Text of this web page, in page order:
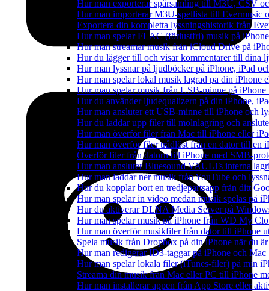
Hur man exporterar spårsamling till M3U, CSV
Hur man importerar M3U-spellista till Evermusic
Exportera din kompletta lyssningshistorik från
Hur man spelar FLAC (förlustfri) musik på iPhone
Hur man streamar musik från iCloud Drive på
Hur du lägger till och visar kommentarer till dina
Hur man lyssnar på ljudböcker på iPhone, iPad
Hur man spelar lokal musik lagrad pa din iPhone
Hur man spelar musik från USB-minne på
Hur du använder ljudequalizern på din iPhone,
Hur man ansluter ett USB-minne till iPhone och
Hur du laddar upp filer till molnlagring och
Hur man överför filer från Mac till iPhone eller
Hur man överför filer trådlöst från en dator till en
Överför filer från datorn till iPhone med SMB-
Hur man ansluter Bluesound VAULTs interna
Hur man laddar ner musik från YouTube och
Hur du kopplar bort en tredjepartsapp från ditt
Hur man spelar in video medan musik spelas på
Hur du aktiverar DLNA Media Server på
Hur man spelar musik på iPhone från WD My
Hur man överför musikfiler från dator till iPhone
Spela musik från Dropbox på din iPhone när du
Hur man redigerar ID3-taggar på iPhone och Mac
Hur man spelar lokala filer (iTunes-filer) på min
Streama din musik från Mac eller PC till iPhone
Hur man installerar appen från App Store eller